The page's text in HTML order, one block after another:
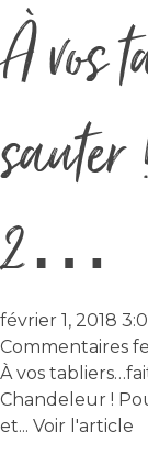
À
2…
février 1, 2018
Commentaires
À vos
Chandeleur !
et... Voir l'article